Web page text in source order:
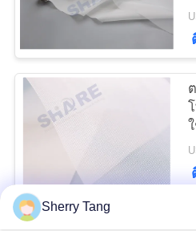
เว็บไซต์
PRIVACY
Sherry Tang